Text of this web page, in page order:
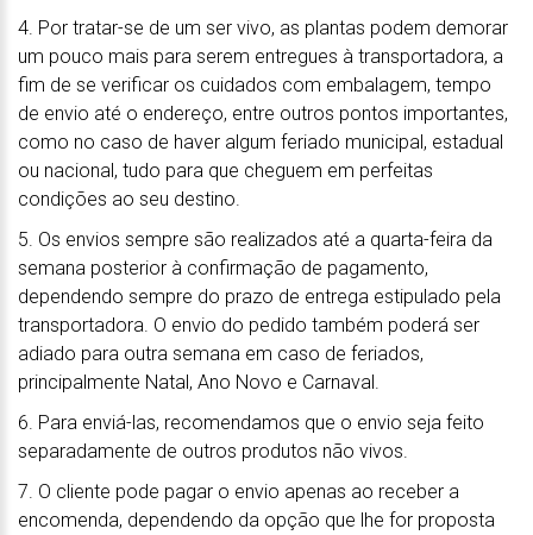
4. Por tratar-se de um ser vivo, as plantas podem demorar
um pouco mais para serem entregues à transportadora, a
fim de se verificar os cuidados com embalagem, tempo
de envio até o endereço, entre outros pontos importantes,
como no caso de haver algum feriado municipal, estadual
ou nacional, tudo para que cheguem em perfeitas
condições ao seu destino.
5. Os envios sempre são realizados até a quarta-feira da
semana posterior à confirmação de pagamento,
dependendo sempre do prazo de entrega estipulado pela
transportadora. O envio do pedido também poderá ser
adiado para outra semana em caso de feriados,
principalmente Natal, Ano Novo e Carnaval.
6. Para enviá-las, recomendamos que o envio seja feito
separadamente de outros produtos não vivos.
7. O cliente pode pagar o envio apenas ao receber a
encomenda, dependendo da opção que lhe for proposta